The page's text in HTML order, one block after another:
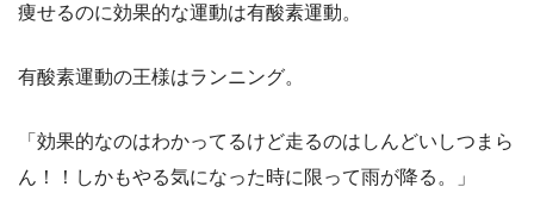
痩せるのに効果的な運動は有酸素運動。
有酸素運動の王様はランニング。
「効果的なのはわかってるけど走るのはしんどいしつまら
ん！！しかもやる気になった時に限って雨が降る。」